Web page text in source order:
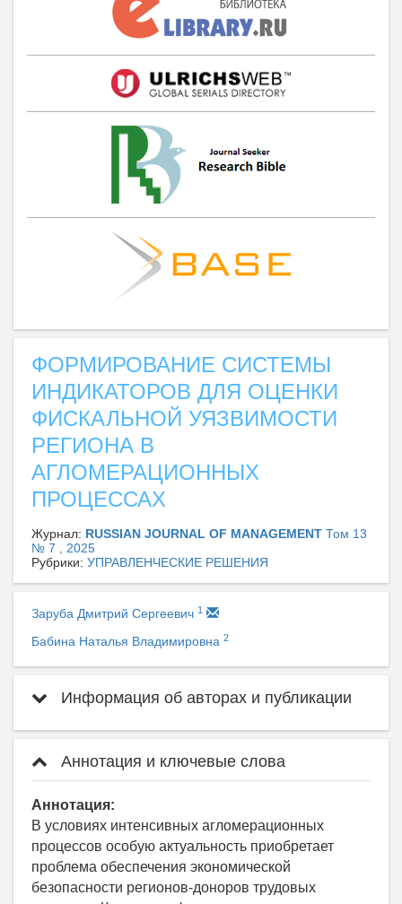
ФОРМИРОВАНИЕ СИСТЕМЫ
ИНДИКАТОРОВ ДЛЯ ОЦЕНКИ
ФИСКАЛЬНОЙ УЯЗВИМОСТИ
РЕГИОНА В
АГЛОМЕРАЦИОННЫХ
ПРОЦЕССАХ
Журнал: RUSSIAN JOURNAL OF MANAGEMENT Том 13
№ 7 , 2025
Рубрики: УПРАВЛЕНЧЕСКИЕ РЕШЕНИЯ
Заруба Дмитрий Сергеевич 1
Бабина Наталья Владимировна 2
Информация об авторах и публикации
Аннотация и ключевые слова
Аннотация:
В условиях интенсивных агломерационных
процессов особую актуальность приобретает
проблема обеспечения экономической
безопасности регионов-доноров трудовых